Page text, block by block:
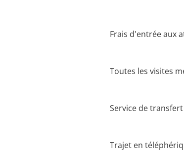
Frais d'entrée aux
Toutes les visites
Service de
Trajet en